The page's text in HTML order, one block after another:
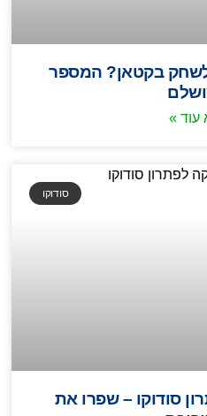
בקטאן? המספר
עוד »
סודוקו
סודוקו – שפרו את